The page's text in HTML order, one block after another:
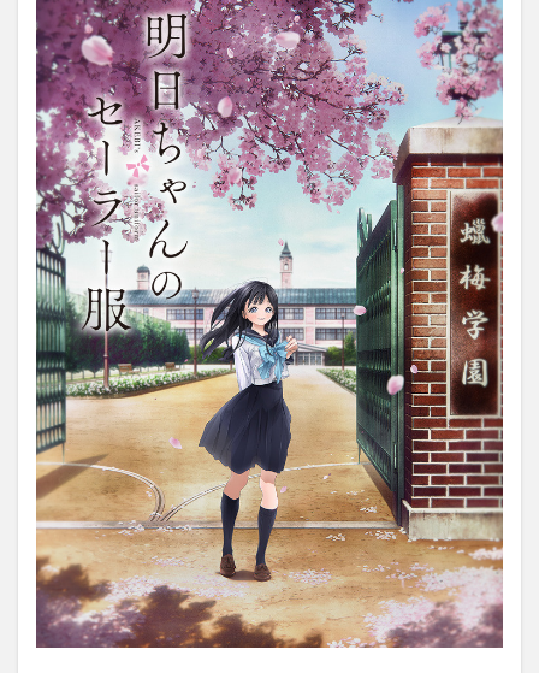
しす
ぎる
明日
ちゃ
ん
3.2
変態
的！？
人体の
美しさ
を描く
究極の
フェチ
ズム作
画
3.3
個性
あふ
れる
多彩
なク
ラス
メイ
ト
4
アニ
メ配